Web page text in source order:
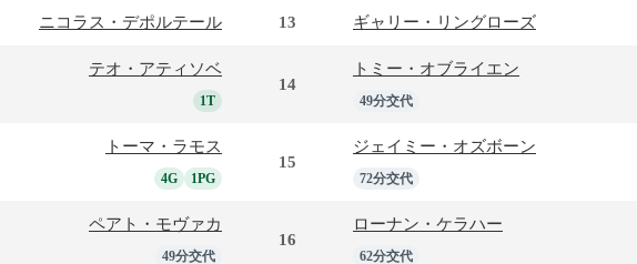
ニコラス・デポルテール 13 ギャリー・リングローズ
テオ・アティソベ
1T
14
トミー・オブライエン
49分交代
トーマ・ラモス
4G 1PG
15
ジェイミー・オズボーン
72分交代
ペアト・モヴァカ
49分交代
16
ローナン・ケラハー
62分交代